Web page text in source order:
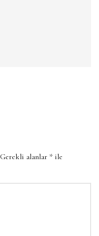
Gerekli alanlar * ile